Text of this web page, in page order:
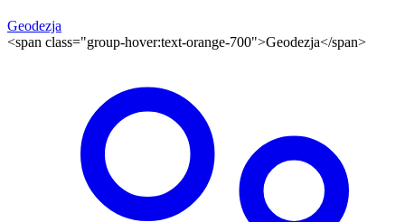
Geodezja
<span class="group-hover:text-orange-700">Geodezja</span>